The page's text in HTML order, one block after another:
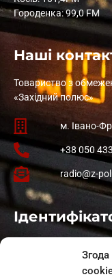
Городенка: 99,0 FM
Наші
Товариство з
«Західний полюс»
м. Івано-
+38 050
radio@z-
: L11-01410
: L11-01801